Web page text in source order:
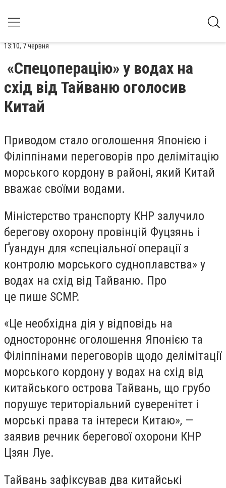
13:10, 7 червня
«Спецоперацію» у водах на
схід від Тайваню оголосив
Китай
Приводом стало оголошення Японією і
Філіппінами переговорів про делімітацію
морського кордону в районі, який Китай
вважає своїми водами.
Міністерство транспорту КНР залучило
берегову охорону провінцій Фуцзянь і
Ґуандун для «спеціальної операції з
контролю морського судноплавства» у
водах на схід від Тайваню. Про
це пише SCMP.
«Це необхідна дія у відповідь на
одностороннє оголошення Японією та
Філіппінами переговорів щодо делімітації
морського кордону у водах на схід від
китайського острова Тайвань, що грубо
порушує територіальний суверенітет і
морські права та інтереси Китаю», —
заявив речник берегової охорони КНР
Цзян Луе.
Тайвань зафіксував два китайські